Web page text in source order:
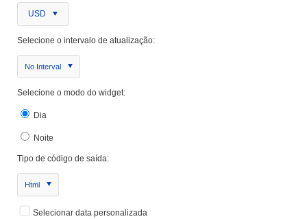
USD
Selecione o intervalo de atualização:
No Interval
Selecione o modo do widget:
Dia
Noite
Tipo de código de saída:
Html
Selecionar data personalizada